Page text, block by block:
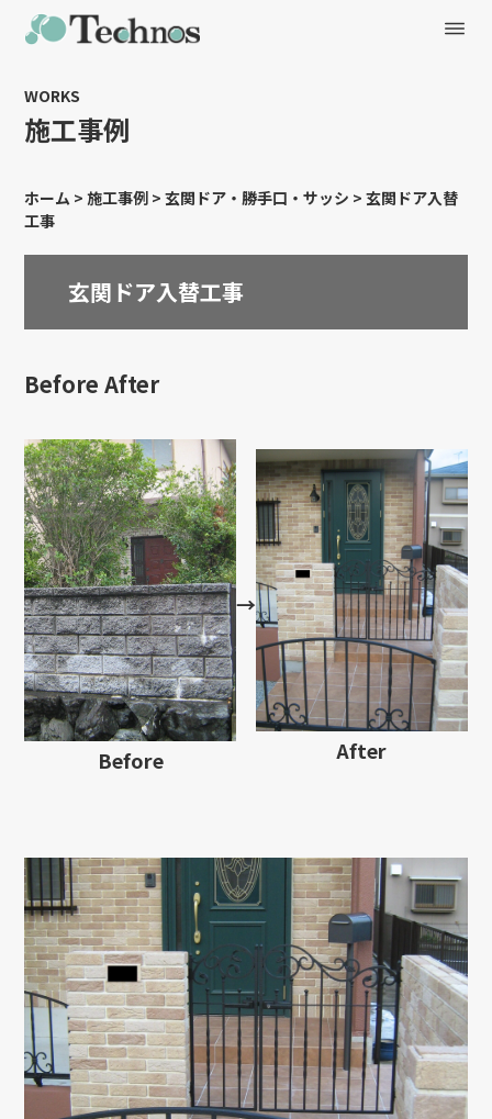
WORKS
施工事例
ホーム >施工事例 >玄関ドア・勝手口・サッシ >玄関ドア入替
工事
玄関ドア入替工事
Before After
Before
→
After